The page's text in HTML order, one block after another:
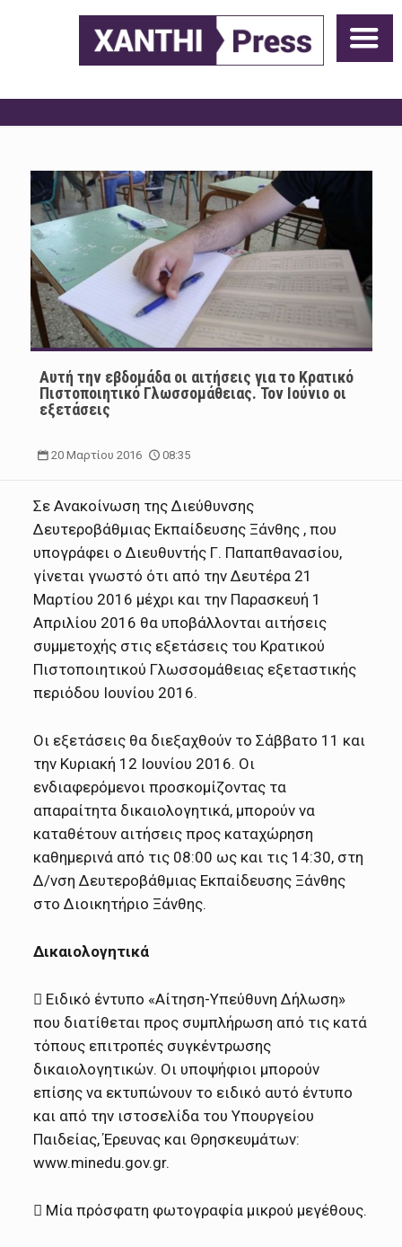
Αυτή την εβδομάδα οι αιτήσεις για το Κρατικό
Πιστοποιητικό Γλωσσομάθειας. Τον Ιούνιο οι
εξετάσεις
20 Μαρτίου 2016 08:35
Σε Ανακοίνωση της Διεύθυνσης
Δευτεροβάθμιας Εκπαίδευσης Ξάνθης , που
υπογράφει ο Διευθυντής Γ. Παπαπθανασίου,
γίνεται γνωστό ότι από την Δευτέρα 21
Μαρτίου 2016 μέχρι και την Παρασκευή 1
Απριλίου 2016 θα υποβάλλονται αιτήσεις
συμμετοχής στις εξετάσεις του Κρατικού
Πιστοποιητικού Γλωσσομάθειας εξεταστικής
περιόδου Ιουνίου 2016.
Οι εξετάσεις θα διεξαχθούν το Σάββατο 11 και
την Κυριακή 12 Ιουνίου 2016. Οι
ενδιαφερόμενοι προσκομίζοντας τα
απαραίτητα δικαιολογητικά, μπορούν να
καταθέτουν αιτήσεις προς καταχώρηση
καθημερινά από τις 08:00 ως και τις 14:30, στη
Δ/νση Δευτεροβάθμιας Εκπαίδευσης Ξάνθης
στο Διοικητήριο Ξάνθης.
Δικαιολογητικά
 Ειδικό έντυπο «Aίτηση-Υπεύθυνη Δήλωση»
που διατίθεται προς συμπλήρωση από τις κατά
τόπους επιτροπές συγκέντρωσης
δικαιολογητικών. Οι υποψήφιοι μπορούν
επίσης να εκτυπώνουν το ειδικό αυτό έντυπο
και από την ιστοσελίδα του Υπουργείου
Παιδείας, Έρευνας και Θρησκευμάτων:
www.minedu.gov.gr.
 Μία πρόσφατη φωτογραφία μικρού μεγέθους.